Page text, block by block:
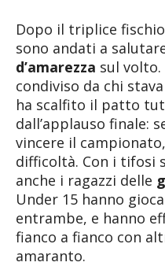
Dopo il triplice
sono andati a
d’amarezza sul volto.
condiviso da chi
ha scalfito il patto
dall’applauso finale:
vincere il
difficoltà. Con i tifosi
anche i ragazzi delle
Under 15 hanno
entrambe, e hanno
fianco a fianco con
amaranto.